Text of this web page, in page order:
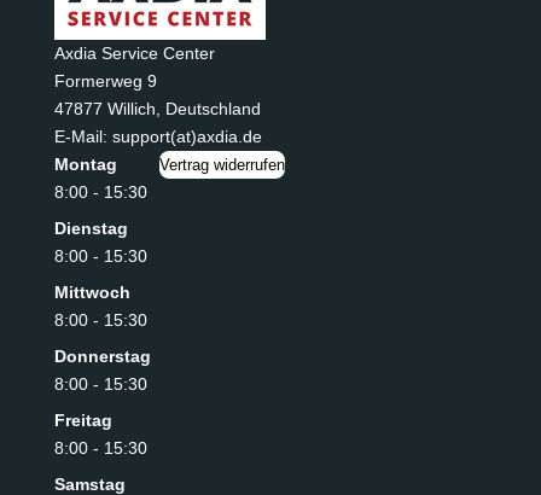
Axdia Service Center
Formerweg 9
47877 Willich
Deutschland
E-Mail: support(at)axdia.de
Montag
8:00 - 15:30
Dienstag
8:00 - 15:30
Mittwoch
8:00 - 15:30
Donnerstag
8:00 - 15:30
Freitag
8:00 - 15:30
Samstag
Vertrag widerrufen